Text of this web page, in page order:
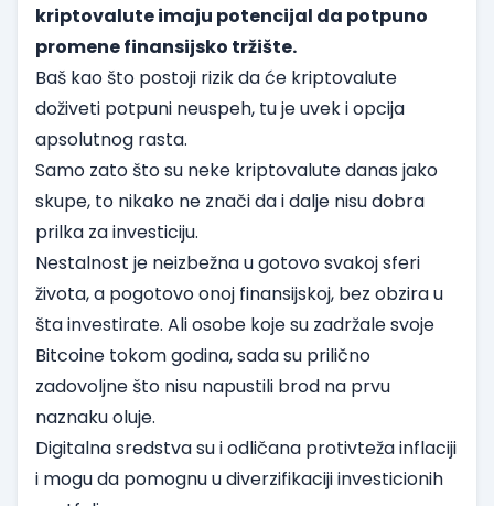
kriptovalute imaju potencijal da potpuno
promene finansijsko tržište.
Baš kao što postoji rizik da će kriptovalute
doživeti potpuni neuspeh, tu je uvek i opcija
apsolutnog rasta.
Samo zato što su neke kriptovalute danas jako
skupe, to nikako ne znači da i dalje nisu dobra
prilka za investiciju.
Nestalnost je neizbežna u gotovo svakoj sferi
života, a pogotovo onoj finansijskoj, bez obzira u
šta investirate. Ali osobe koje su zadržale svoje
Bitcoine tokom godina, sada su prilično
zadovoljne što nisu napustili brod na prvu
naznaku oluje.
Digitalna sredstva su i odličana protivteža inflaciji
i mogu da pomognu u diverzifikaciji investicionih